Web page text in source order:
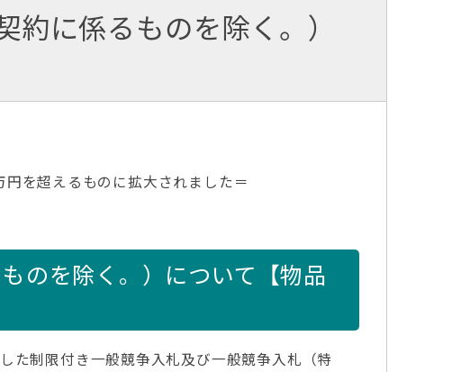
に係るものを除く。）
を超えるものに拡大されました＝
のを除く。）について【物品
制限付き一般競争入札及び一般競争入札（特